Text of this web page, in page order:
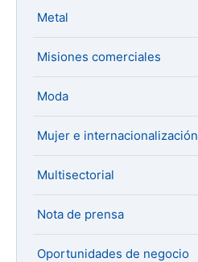
Metal
Misiones comerciales
Moda
Mujer e internacionalización
Multisectorial
Nota de prensa
Oportunidades de negocio